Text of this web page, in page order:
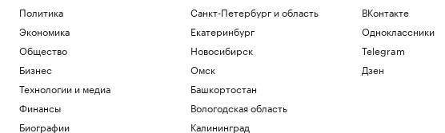
Политика
Экономика
Общество
Бизнес
Технологии и медиа
Финансы
Биографии
Санкт-Петербург и область
Екатеринбург
Новосибирск
Омск
Башкортостан
Вологодская область
Калининград
ВКонтакте
Одноклассники
Telegram
Дзен